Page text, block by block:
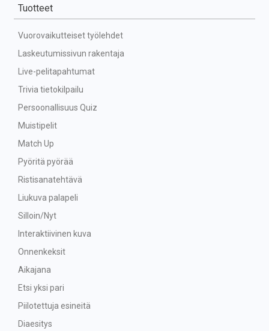
Tuotteet
Vuorovaikutteiset työlehdet
Laskeutumissivun rakentaja
Live-pelitapahtumat
Trivia tietokilpailu
Persoonallisuus Quiz
Muistipelit
Match Up
Pyöritä pyörää
Ristisanatehtävä
Liukuva palapeli
Silloin/Nyt
Interaktiivinen kuva
Onnenkeksit
Aikajana
Etsi yksi pari
Piilotettuja esineitä
Diaesitys